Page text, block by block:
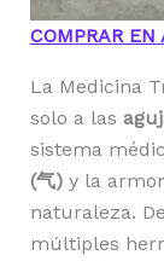
COMPRAR EN
La Medicina
solo a las
sistema
(气)y la
naturaleza.
múltiples